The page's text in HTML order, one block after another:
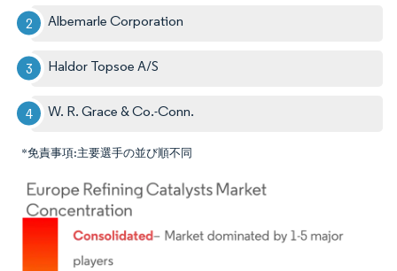
Albemarle Corporation
Haldor Topsoe A/S
W. R. Grace & Co.-Conn.
*免責事項:主要選手の並び順不同